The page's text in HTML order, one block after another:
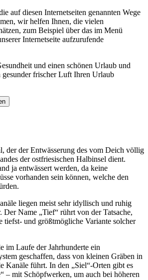
auf diesen Internetseiten genannten Wege
wir helfen Ihnen, die vielen
zum Beispiel über das im Menü
Internetseite aufzurufende
und einen schönen Urlaub und
gesunder frischer Luft Ihren Urlaub
der der Entwässerung des vom Deich völlig
der ostfriesischen Halbinsel dient.
ja entwässert werden, da keine
vorhanden sein können, welche den
liegen meist sehr idyllisch und ruhig
Der Name „Tief“ rührt von der Tatsache,
tiefst- und größtmögliche Variante solcher
im Laufe der Jahrhunderte ein
geschaffen, dass von kleinen Gräben in
Kanäle führt. In den „Siel“-Orten gibt es
– mit Schöpfwerken, um auch bei höheren